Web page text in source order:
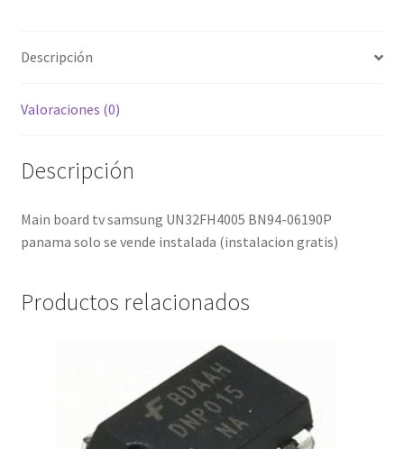
Descripción
Valoraciones (0)
Descripción
Main board tv samsung UN32FH4005 BN94-06190P
panama solo se vende instalada (instalacion gratis)
Productos relacionados